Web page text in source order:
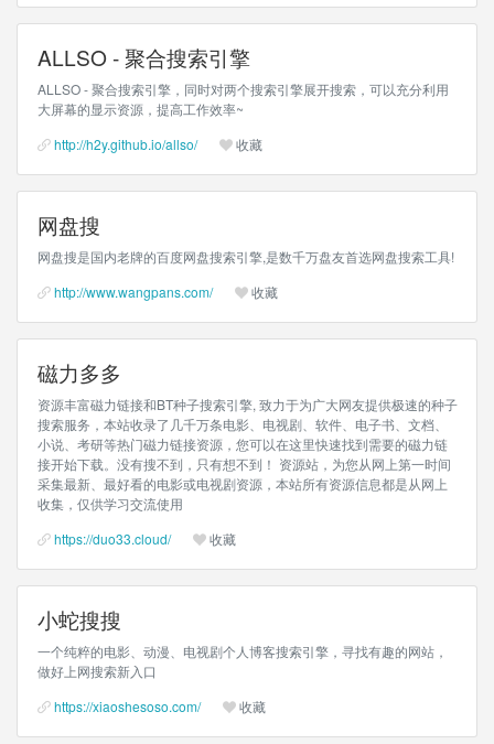
ALLSO - 聚合搜索引擎
ALLSO - 聚合搜索引擎，同时对两个搜索引擎展开搜索，可以充分利用
大屏幕的显示资源，提高工作效率~
http://h2y.github.io/allso/
收藏
网盘搜
网盘搜是国内老牌的百度网盘搜索引擎,是数千万盘友首选网盘搜索工具!
http://www.wangpans.com/
收藏
磁力多多
资源丰富磁力链接和BT种子搜索引擎, 致力于为广大网友提供极速的种子
搜索服务，本站收录了几千万条电影、电视剧、软件、电子书、文档、
小说、考研等热门磁力链接资源，您可以在这里快速找到需要的磁力链
接开始下载。没有搜不到，只有想不到！ 资源站，为您从网上第一时间
采集最新、最好看的电影或电视剧资源，本站所有资源信息都是从网上
收集，仅供学习交流使用
https://duo33.cloud/
收藏
小蛇搜搜
一个纯粹的电影、动漫、电视剧个人博客搜索引擎，寻找有趣的网站，
做好上网搜索新入口
https://xiaoshesoso.com/
收藏